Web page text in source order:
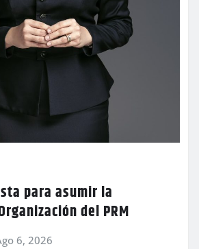
para asumir la
del PRM
6, 2026